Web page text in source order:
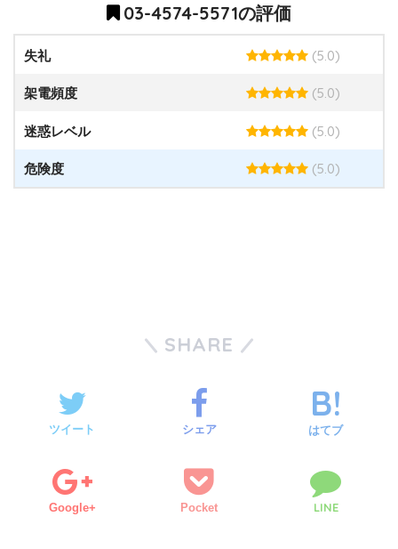
03-4574-5571の評価
失礼 (5.0)
架電頻度 (5.0)
迷惑レベル (5.0)
危険度 (5.0)
SHARE
ツイート シェア はてブ
Google+ Pocket LINE